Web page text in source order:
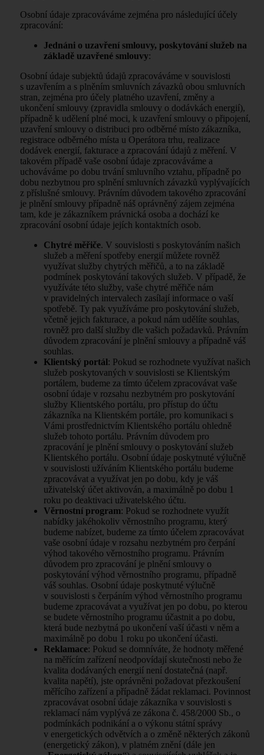
Osobní údaje zpracováváme zejména pro následující účely
zpracování:
Jednáni o uzavření smlouvy, poskytování služeb na
základě uzavřené smlouvy:
Osobní údaje subjektů údajů zpracováváme v souvislosti
s uzavřením a s plněním smluvních závazků obou smluvních
stran, zejména pro účely platného uzavření, změny a
ukončení smlouvy (zpravidla smlouvy o dodávkách energií),
případně k udělení plné moci, k uzavření smlouvy o připojení,
uzavření smlouvy o distribuci pro odběrné místo zákazníka,
registrace odběrného místa u Operátora trhu, realizace
dodávek energií, fakturace a zpracování údajů z měření. V
takovém případě vaše osobní údaje zpracováváme a
uchováváme po dobu trvání smluvního vztahu, případně po
dobu nezbytnou pro splnění smluvních závazků vyplývajících
z příslušné smlouvy. Právním důvodem takového zpracování
je plnění smlouvy případně náš oprávněný zájem zejména
tam, kde je zákazníkem právnická osoba a dochází ke
zpracování osobní údaje jejích kontaktních osob.
Chytré měřiče. V souvislosti s poskytováním našich
služeb a měření spotřeby energií můžete rovněž
využívat služby chytrých měřičů, a to na základě
podmínek poskytování takových služeb. V případě, že
využíváte této služby, vaše chytré měřiče nám
v pravidelných intervalech zasílají informace o vaší
spotřebě. Ty pak využíváme pro poskytování služeb,
včetně jejich fakturace, a pokud nám udělíte souhlas,
rovněž pro další služby dle vašich požadavků. Právním
důvodem zpracování je plnění smlouvy a případně váš
souhlas.
Klientský portál: Pokud se rozhodnete využívat našich
služeb poskytovaných v souvislosti se Klientským
portálem, budeme za tímto účelem zpracovávat vaše
osobní údaje v rozsahu nezbytném pro poskytování
služby Klientského portálu, pro přístup do účtu
zákazníka na Klientském portále, pro komunikaci s
Vámi prostřednictvím Klientského portálu ohledně
služeb tohoto portálu. Právním důvodem pro
zpracování je plnění smlouvy o poskytování služeb
Klientského portálu. Osobní údaje poskytnuté výlučně
v souvislosti užíváním Klientského portálu budeme
zpracovávat a využívat jen po dobu, kdy je váš
uživatelský účet aktivován, a maximálně po dobu 1
roku po deaktivaci uživatelského účtu.
Věrnostní program: Pokud se rozhodnete využít
nabídky jakéhokoliv věrnostního programu, který
budeme nabízet, budeme za tímto účelem zpracovávat
vaše osobní údaje v rozsahu nezbytném pro čerpání
výhod takového věrnostního programu. Právním
důvodem pro zpracování je plnění smlouvy o
poskytování výhod věrnostního programu, případně
váš souhlas. Osobní údaje poskytnuté výlučně
v souvislosti s čerpáním výhod věrnostního programu
budeme zpracovávat a využívat jen po dobu, po kterou
se budete věrnostního programu účastnit a po dobu,
která bude nezbytná po ukončení vaší účasti v něm a
maximálně po dobu 1 roku po ukončení účasti.
Reklamace: Pokud se domníváte, že hodnoty měřené
na měřícím zařízení neodpovídají skutečnosti nebo že
kvalita dodávaných energií není dostatečná (např.
kvalita napětí), jste oprávněni požadovat přezkoušení
měřícího zařízení a případně žádat reklamaci. Povinnost
zpracovávat osobní údaje zákazníka v souvislosti s
reklamací nám vyplývá ze zákona č. 458/2000 Sb., o
podmínkách podnikání a o výkonu státní správy
v energetických odvětvích a o změně některých zákonů
(energetický zákon), v platném znění (dále jen